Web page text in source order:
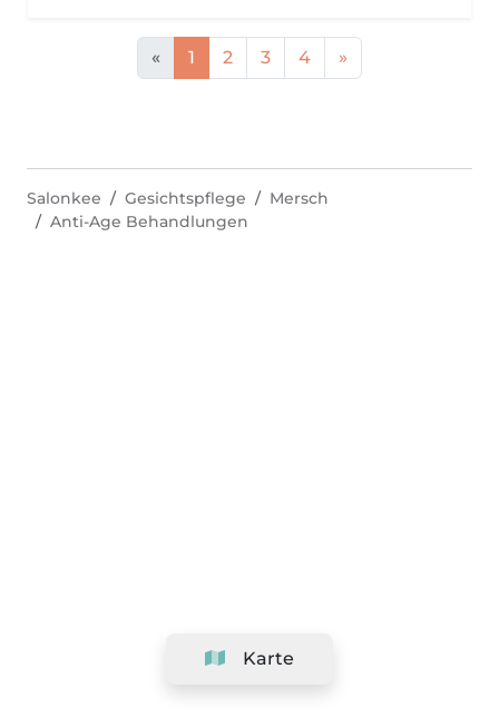
« 1 2 3 4 »
Karte
Salonkee Gesichtspflege
Mersch
Anti-Age Behandlungen